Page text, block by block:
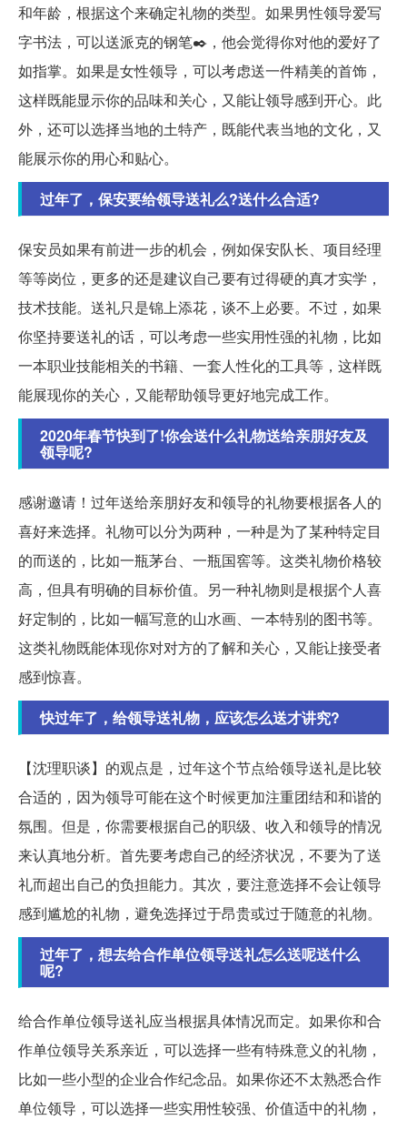
和年龄，根据这个来确定礼物的类型。如果男性领导爱写
字书法，可以送派克的钢笔✒️，他会觉得你对他的爱好了
如指掌。如果是女性领导，可以考虑送一件精美的首饰，
这样既能显示你的品味和关心，又能让领导感到开心。此
外，还可以选择当地的土特产，既能代表当地的文化，又
能展示你的用心和贴心。
过年了，保安要给领导送礼么?送什么合适?
保安员如果有前进一步的机会，例如保安队长、项目经理
等等岗位，更多的还是建议自己要有过得硬的真才实学，
技术技能。送礼只是锦上添花，谈不上必要。不过，如果
你坚持要送礼的话，可以考虑一些实用性强的礼物，比如
一本职业技能相关的书籍、一套人性化的工具等，这样既
能展现你的关心，又能帮助领导更好地完成工作。
2020年春节快到了!你会送什么礼物送给亲朋好友及
领导呢?
感谢邀请！过年送给亲朋好友和领导的礼物要根据各人的
喜好来选择。礼物可以分为两种，一种是为了某种特定目
的而送的，比如一瓶茅台、一瓶国窖等。这类礼物价格较
高，但具有明确的目标价值。另一种礼物则是根据个人喜
好定制的，比如一幅写意的山水画、一本特别的图书等。
这类礼物既能体现你对对方的了解和关心，又能让接受者
感到惊喜。
快过年了，给领导送礼物，应该怎么送才讲究?
【沈理职谈】的观点是，过年这个节点给领导送礼是比较
合适的，因为领导可能在这个时候更加注重团结和和谐的
氛围。但是，你需要根据自己的职级、收入和领导的情况
来认真地分析。首先要考虑自己的经济状况，不要为了送
礼而超出自己的负担能力。其次，要注意选择不会让领导
感到尴尬的礼物，避免选择过于昂贵或过于随意的礼物。
过年了，想去给合作单位领导送礼怎么送呢送什么
呢?
给合作单位领导送礼应当根据具体情况而定。如果你和合
作单位领导关系亲近，可以选择一些有特殊意义的礼物，
比如一些小型的企业合作纪念品。如果你还不太熟悉合作
单位领导，可以选择一些实用性较强、价值适中的礼物，